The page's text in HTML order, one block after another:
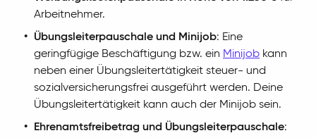
Arbeitnehmer.
Übungsleiterpauschale und Minijob: Eine
geringfügige Beschäftigung bzw. ein Minijob kann
neben einer Übungsleitertätigkeit steuer- und
sozialversicherungsfrei ausgeführt werden. Deine
Übungsleitertätigkeit kann auch der Minijob sein.
Ehrenamtsfreibetrag und Übungsleiterpauschale: